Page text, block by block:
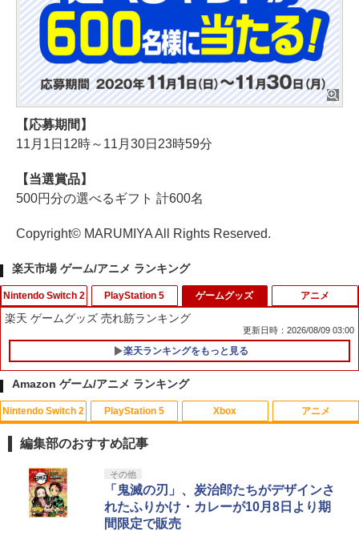
【応募期間】
11月1日12時～11月30日23時59分
【当選賞品】
500円分の選べるギフト 計600名
Copyright© MARUMIYA All Rights Reserved.
楽天市場 ゲーム/アニメ ランキング
Nintendo Switch 2
1
【7週連続1位】inklink公式 Switch / Sw
itch2 コントローラー 最新モデル 最新フ
ァームウェア プロコン プロコン2 プロコ
ントローラー スイッチ2 スイッチ Switc
h コントローラー ワイヤレスコントロー
ラー 連射機能 ワイヤレス switch2コン
トローラ Switch2コントローラー
￥2,960
Switch2用 温度モニターファン
PlayStation 5
1
シリコンタイプ デュアルセンス ps5用
【PS5コントローラー用シリコンケー
ス】デュアルセンス ps5 コントローラー
カバー ps5 dualsense ゲーム 保護ケー
ス 守る 透明 シンプル ブルー レッド ホ
ワイト ブラック プレイステーション5 プ
レステ5 直送w【送料無料】[M便 1/3]
￥580
KontrolFreek コントロールフリーク FP
ゲームグッズ
楽天 ゲームグッズ 売れ筋ランキング
更新日時：2026/08/09 03:00
楽天ランキングをもっと見る
アニメ
1
花緑青が明ける日に 豪華版 セル【Blu-r
ay】 [ 四宮義俊 ]
ミュージカル『刀剣乱舞』 ～静かなる夜
Amazon ゲーム/アニメ ランキング
Nintendo Switch 2
スプラトゥーン レイダース|オンライン
コード版
￥5,832
PlayStation 5
PlayStation 5 デジタル・エディション
日本語専用 Console Language: Japan
ese only (CFI-2200B01)
￥55,000
Xbox
【純正品】Xbox ワイヤレス コントロー
ラー + USB-C® ケーブル
￥8,300
アニメ
劇場版「鬼滅の刃」無限城編 第一章 猗
窩座再来 通常版 [Blu-ray]
￥3,982
編集部のおすすめ記事
その他
「鬼滅の刃」、炭治郎たちがデザインさ
れたふりかけ・カレーが10月8日より期
間限定で販売